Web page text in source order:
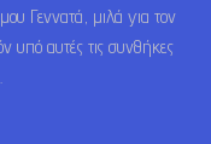
Γεννατά, μιλά για τον
υπό αυτές τις συνθήκες